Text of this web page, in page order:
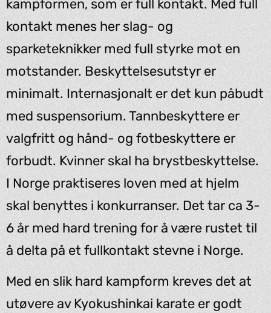
kampformen, som er full kontakt. Med full
kontakt menes her slag- og
sparketeknikker med full styrke mot en
motstander. Beskyttelsesutstyr er
minimalt. Internasjonalt er det kun påbudt
med suspensorium. Tannbeskyttere er
valgfritt og hånd- og fotbeskyttere er
forbudt. Kvinner skal ha brystbeskyttelse.
I Norge praktiseres loven med at hjelm
skal benyttes i konkurranser. Det tar ca 3-
6 år med hard trening for å være rustet til
å delta på et fullkontakt stevne i Norge.
Med en slik hard kampform kreves det at
utøvere av Kyokushinkai karate er godt